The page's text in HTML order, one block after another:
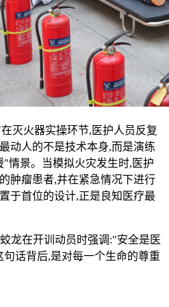
灭火器实操环节,医护人员反复
动人的不是技术本身,而是演练
情景。当模拟火灾发生时,医护
肿瘤患者,并在紧急情况下进行
于首位的设计,正是良知医疗最
龙在开训动员时强调:"安全是医
话背后,是对每一个生命的尊重